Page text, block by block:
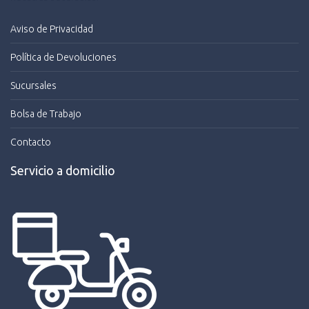
Aviso de Privacidad
Política de Devoluciones
Sucursales
Bolsa de Trabajo
Contacto
Servicio a domicilio